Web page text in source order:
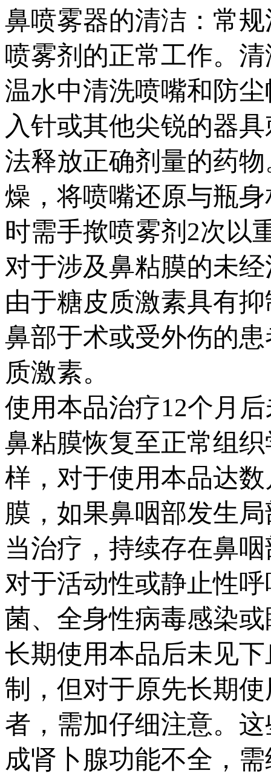
鼻喷雾器的清洁：常
喷雾剂的正常工作。
温水中清洗喷嘴和防
入针或其他尖锐的器
法释放正确剂量的药
燥，将喷嘴还原与瓶
时需手揿喷雾剂2次以
对于涉及鼻粘膜的未
由于糖皮质激素具有
鼻部于术或受外伤的
质激素。
使用本品治疗12个月
鼻粘膜恢复至正常组
样，对于使用本品达
膜，如果鼻咽部发生
当治疗，持续存在鼻
对于活动性或静止性
菌、全身性病毒感染
长期使用本品后未见
制，但对于原先长期
者，需加仔细注意。
成肾卜腺功能不全，